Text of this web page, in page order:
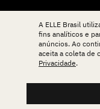
POLÍTICA DE
TERMOS DE USO
A ELLE Brasil
fins analíticos e
anúncios. Ao
aceita a coleta de
Privacidade.